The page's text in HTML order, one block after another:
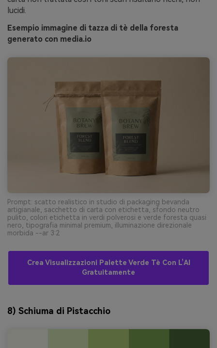
lucidi.
Esempio immagine di tazza di tè della foresta
generato con media.io
Prompt: scatto realistico in studio di packaging bevanda
artigianale, sacchetto di carta con etichetta, sfondo neutro
pulito, colori etichetta in verdi polverosi e verde foresta quasi
nero, tipografia minimal premium, illuminazione direzionale
morbida --ar 3:2
Crea Visualizzazioni Palette Verde Tè Con L’AI
Gratuitamente
8) Schiuma di Pistacchio